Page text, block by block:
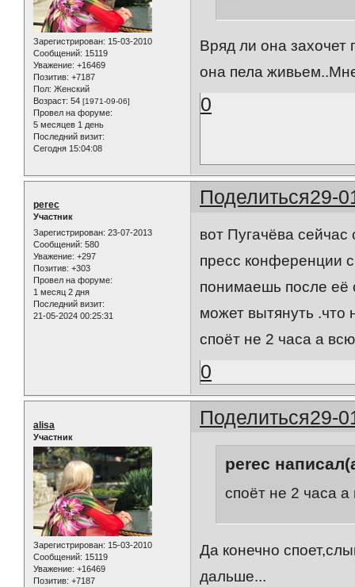
Зарегистрирован: 15-03-2010
Сообщений: 15119
Уважение: +16469
Позитив: +7187
Пол: Женский
Возраст: 54 [1971-09-06]
Провел на форуме:
5 месяцев 1 день
Последний визит:
Сегодня 15:04:08
Вряд ли она захочет
она пела
0
Поделиться29-
perec
Участник
Зарегистрирован: 23-07-2013
Сообщений: 580
Уважение: +297
Позитив: +303
Провел на форуме:
1 месяц 2 дня
Последний визит:
21-05-2024 00:25:31
вот Пугачёва
пресс конференции
понимаешь после её
может вытянуть .что
споёт не 2 часа а
0
Поделиться29-
alisa
Участник
Зарегистрирован: 15-03-2010
Сообщений: 15119
Уважение: +16469
Позитив: +7187
perec
споёт не 2 часа
Да конечно
дальше...